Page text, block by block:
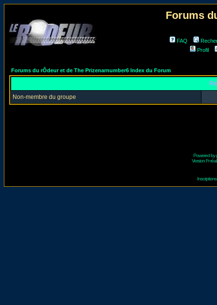
Forums
FAQ
Profil
Forums du rÔdeur et de The Prizenarnumber6 Index du Forum
Non-membre du groupe
Powered by
Version Fr